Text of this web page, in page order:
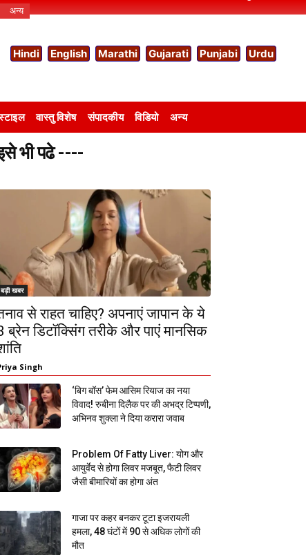
अन्य
Hindi English Marathi Gujarati Punjabi Urdu
वास्तु विशेष संपादकीय विडियो अन्य
भी पढे ----
बड़ी खबर
से राहत चाहिए? अपनाएं जापान के ये
ब्रेन डिटॉक्सिंग तरीके और पाएं मानसिक
Singh
‘बिग बॉस’ फेम आसिम रियाज का नया
विवाद! रुबीना दिलैक पर की अभद्र टिप्पणी,
अभिनव शुक्ला ने दिया करारा जवाब
Problem Of Fatty Liver: योग और
आयुर्वेद से होगा लिवर मजबूत, फैटी लिवर
जैसी बीमारियों का होगा अंत
गाजा पर कहर बनकर टूटा इजरायली
हमला, 48 घंटों में 90 से अधिक लोगों की
मौत